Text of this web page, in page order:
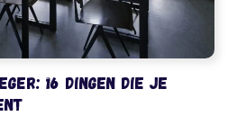
16 dingen die je